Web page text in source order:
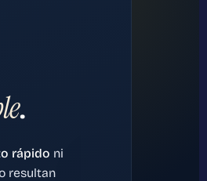
.
rápido ni
resultan